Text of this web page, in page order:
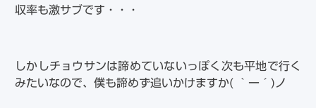
収率も激サブです・・・
しかしチョウサンは諦めていないっぽく次も平地で行く
みたいなので、僕も諦めず追いかけますか( ｀ー´)ノ